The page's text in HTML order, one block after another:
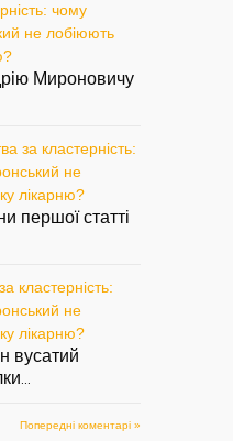
чому
не лобіюють
Мироновичу
за кластерність:
не
лікарню?
першої статті
кластерність:
не
лікарню?
вусатий
Попередні коментарі »